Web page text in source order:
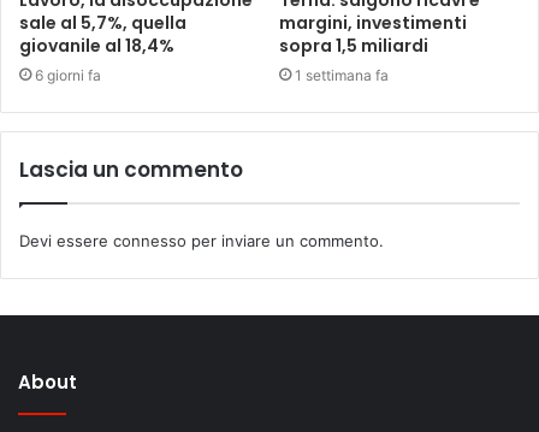
sale al 5,7%, quella
giovanile al 18,4%
6 giorni fa
margini, investimenti
sopra 1,5 miliardi
1 settimana fa
Lascia un commento
Devi essere connesso per inviare un commento.
About